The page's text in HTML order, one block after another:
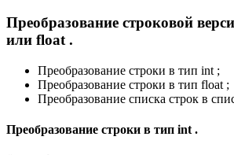
Преобразование строковой
или float .
Преобразование строки в тип int ;
Преобразование строки в тип float ;
Преобразование списка строк в
Преобразование строки в тип int .